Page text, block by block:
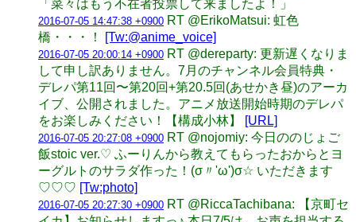
「菜々はもう不在者投票して来ましたよ！」
2016-07-05 14:47:38 +0900 RT @ErikoMatsui: 虹色
橋・・・！
[Tw:@anime_voice]
2016-07-05 20:00:14 +0900 RT @dereparty: 更新遅くなりま
して申し訳ありません。7月のチャンネル会員特典・
デレパ第11回〜第20回+第20.5回(あせかき昼)のアーカ
イブ、公開されました。アニメ放送開始時期のデレパ
をお楽しみください！【構成小林】
[URL]
2016-07-05 20:27:08 +0900 RT @nojomiy: 今日ののじょご
飯stoic ver.♡ ふーりんから教えてもらったおからとヨ
ーグルトのサラダ作った！(σ〃'ω')σ☆ いただきます
♡♡♡ [Tw:photo]
2016-07-05 20:27:30 +0900 RT @RiccaTachibana: 【京町セ